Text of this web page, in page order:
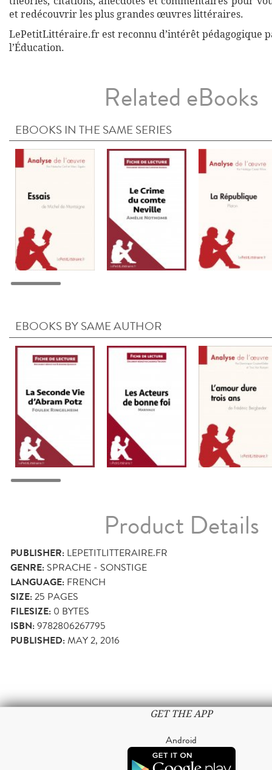
et redécouvrir les plus grandes œuvres littéraires.
LePetitLittéraire.fr est reconnu d’intérêt pédagogique
l’Éducation.
Related eBooks
EBOOKS IN THE SAME SERIES
EBOOKS BY SAME AUTHOR
Product Details
PUBLISHER: LEPETITLITTERAIRE.FR
GENRE: SPRACHE - SONSTIGE
LANGUAGE: FRENCH
SIZE:25 PAGES
FILESIZE: 0 BYTES
ISBN:9782806267795
PUBLISHED:MAY 2, 2016
GET THE APP
Android